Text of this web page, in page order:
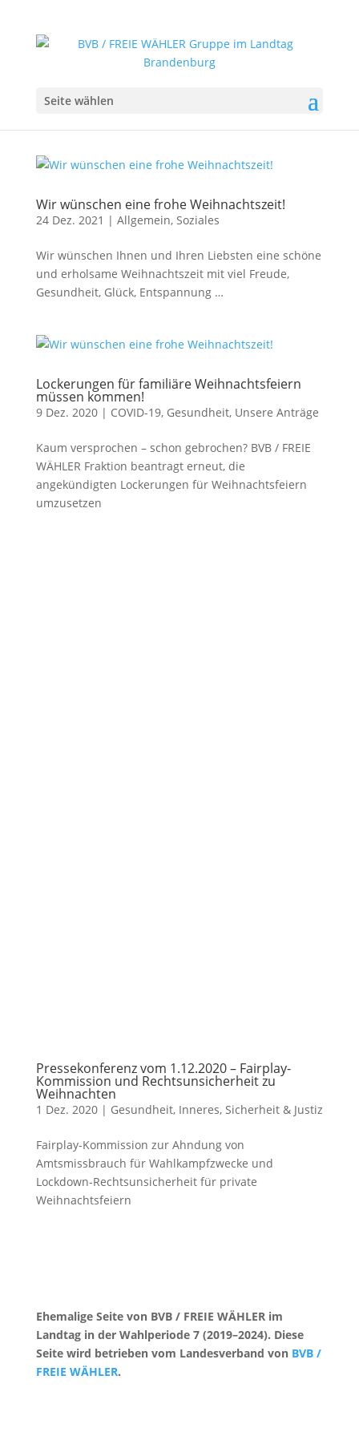
Seite wählen
Wir wünschen eine frohe Weihnachtszeit!
24 Dez. 2021 | Allgemein, Soziales
Wir wünschen Ihnen und Ihren Liebsten eine schöne
und erholsame Weihnachtszeit mit viel Freude,
Gesundheit, Glück, Entspannung …
Lockerungen für familiäre Weihnachtsfeiern
müssen kommen!
9 Dez. 2020| COVID-19, Gesundheit, Unsere Anträge
Kaum versprochen – schon gebrochen? BVB / FREIE
WÄHLER Fraktion beantragt erneut, die
angekündigten Lockerungen für Weihnachtsfeiern
umzusetzen
Pressekonferenz vom 1.12.2020 – Fairplay-
Kommission und Rechtsunsicherheit zu
Weihnachten
1 Dez. 2020| Gesundheit, Inneres, Sicherheit & Justiz
Fairplay-Kommission zur Ahndung von
Amtsmissbrauch für Wahlkampfzwecke und
Lockdown-Rechtsunsicherheit für private
Weihnachtsfeiern
Ehemalige Seite von BVB / FREIE WÄHLER im
Landtag in der Wahlperiode 7 (2019–2024). Diese
Seite wird betrieben vom Landesverband von BVB /
FREIE WÄHLER.